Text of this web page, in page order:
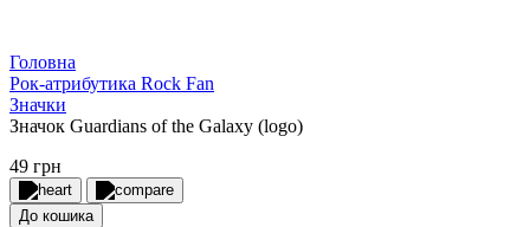
Головна
Рок-атрибутика Rock Fan
Значки
Значок Guardians of the Galaxy (logo)
49 грн
До кошика